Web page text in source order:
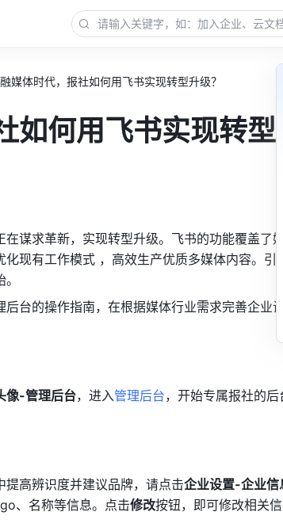
融媒体时代，报社如何用飞书实现转型升级？
如何用飞书实现转型
谋求革新，实现转型升级。飞书的功能覆盖了媒
现有工作模式 ，高效生产优质多媒体内容。引
台的操作指南，在根据媒体行业需求完善企业设
像-管理后台，进入管理后台，开始专属报社的后
高辨识度并建议品牌，请点击企业设置-企业信
、名称等信息。点击修改按钮，即可修改相关信